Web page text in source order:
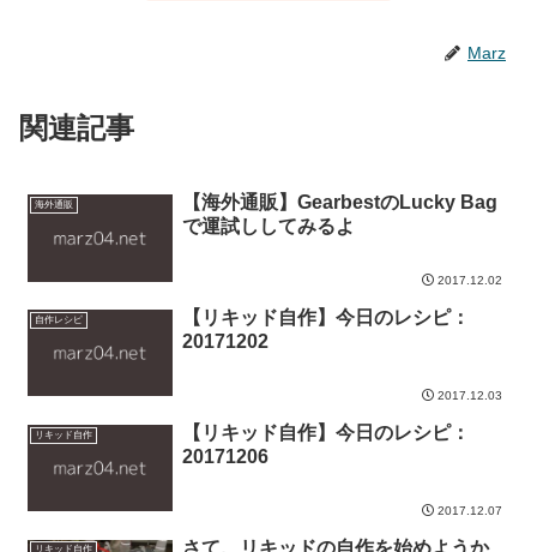
Marz
関連記事
海外通販
【海外通販】GearbestのLucky Bag
で運試ししてみるよ
2017.12.02
自作レシピ
【リキッド自作】今日のレシピ：
20171202
2017.12.03
リキッド自作
【リキッド自作】今日のレシピ：
20171206
2017.12.07
リキッド自作 さて、リキッドの自作を始めようか